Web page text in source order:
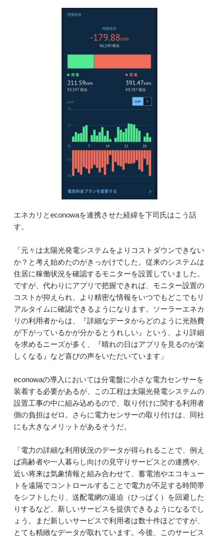
エネカリとeconowaを連携させた経緯を下司氏はこう話
す。
「元々は太陽光発電システムをよりコストダウンできない
か？と考え始めたのがきっかけでした。従来のシステムは
住居に稼働状況を確認するモニターを設置していました。
ですが、代わりにアプリで把握できれば、モニター設置の
コストが抑えられ、より精密な情報をいつでもどこでもリ
アルタイムに確認できるようになります。ソーラーエネカ
リの利用者からは、『詳細なデータからどのように光熱費
が下がっているかが分かるとうれしい』という、より詳細
を求めるニーズが多く、『晴れの日はアプリを見るのが楽
しくなる』など喜びの声をいただいています」
econowaの導入においては分電盤に小さな電力センサーを
装着する必要があるが、この工程は太陽光発電システムの
設置工事の中に組み込めるので、取り付けに関する利用者
側の負担はゼロ。さらに電力センサーの取り付けは、同社
にも大きなメリットがあるそうだ。
「電力の詳細な利用状況のデータが得られることで、例え
ば高齢者や一人暮らし向けの見守りサービスとの連携や、
近い将来は気象情報と組み合わせて、蓄電池やエコキュー
トを遠隔でコントロールすることで電力が不足する時間帯
をシフトしたり、送配電網の逼迫（ひっぱく）を回避した
りするなど、新しいサービスを提供できるようになるでし
ょう。まだ新しいサービスで利用者は数十件ほどですが、
とても精緻なデータが取れています。今後、このサービス